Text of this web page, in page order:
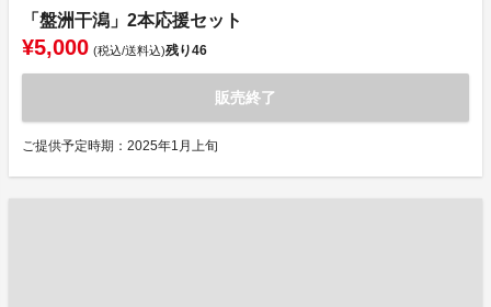
「盤洲干潟」2本応援セット
¥5,000 (税込/送料込)残り46
販売終了
ご提供予定時期：2025年1月上旬